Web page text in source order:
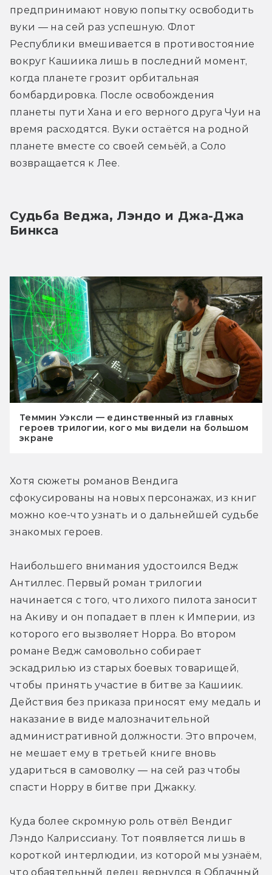
предпринимают новую попытку освободить
вуки — на сей раз успешную. Флот
Республики вмешивается в противостояние
вокруг Кашиика лишь в последний момент,
когда планете грозит орбитальная
бомбардировка. После освобождения
планеты пути Хана и его верного друга Чуи на
время расходятся. Вуки остаётся на родной
планете вместе со своей семьёй, а Соло
возвращается к Лее.
Судьба Веджа, Лэндо и Джа-Джа
Бинкса
Теммин Уэксли — единственный из главных
героев трилогии, кого мы видели на большом
экране
Хотя сюжеты романов Вендига
сфокусированы на новых персонажах, из книг
можно кое-что узнать и о дальнейшей судьбе
знакомых героев.
Наибольшего внимания удостоился Ведж
Антиллес. Первый роман трилогии
начинается с того, что лихого пилота заносит
на Акиву и он попадает в плен к Империи, из
которого его вызволяет Норра. Во втором
романе Ведж самовольно собирает
эскадрилью из старых боевых товарищей,
чтобы принять участие в битве за Кашиик.
Действия без приказа приносят ему медаль и
наказание в виде малозначительной
административной должности. Это впрочем,
не мешает ему в третьей книге вновь
удариться в самоволку — на сей раз чтобы
спасти Норру в битве при Джакку.
Куда более скромную роль отвёл Вендиг
Лэндо Калриссиану. Тот появляется лишь в
короткой интерлюдии, из которой мы узнаём,
что обаятельный делец вернулся в Облачный